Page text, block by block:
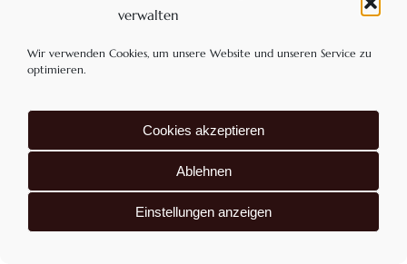
verwalten
Wir verwenden Cookies, um unsere Website und unseren Service zu
optimieren.
Cookies akzeptieren
Ablehnen
Einstellungen anzeigen
Schokolade, 32% Kakao
2,25€
Enthält 7% MwSt